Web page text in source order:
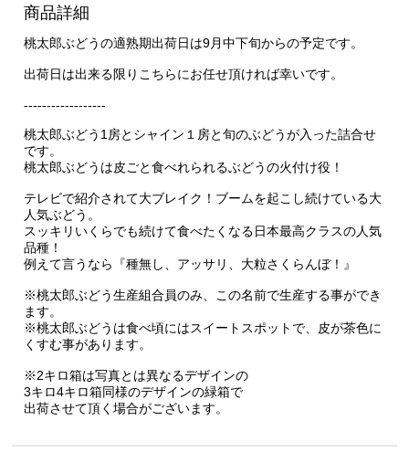
商品詳細
桃太郎ぶどうの適熟期出荷日は9月中下旬からの予定です。
出荷日は出来る限りこちらにお任せ頂ければ幸いです。
------------------
桃太郎ぶどう1房とシャイン１房と旬のぶどうが入った詰合せ
です。
桃太郎ぶどうは皮ごと食べれられるぶどうの火付け役！
テレビで紹介されて大ブレイク！ブームを起こし続けている大
人気ぶどう。
スッキリいくらでも続けて食べたくなる日本最高クラスの人気
品種！
例えて言うなら『種無し、アッサリ、大粒さくらんぼ！』
※桃太郎ぶどう生産組合員のみ、この名前で生産する事ができ
ます。
※桃太郎ぶどうは食べ頃にはスイートスポットで、皮が茶色に
くすむ事があります。
※2キロ箱は写真とは異なるデザインの
3キロ4キロ箱同様のデザインの緑箱で
出荷させて頂く場合がございます。